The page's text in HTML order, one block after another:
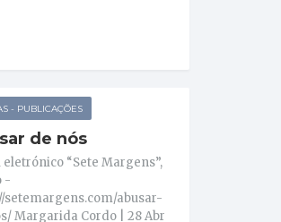
- PUBLICAÇÕES
de nós
eletrónico “Sete Margens”,
-
setemargens.com/abusar-
Margarida Cordo | 28 Abr